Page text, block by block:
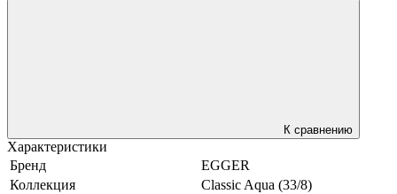
К сравнению
Характеристики
Бренд
EGGER
Коллекция
Classic Aqua (33/8)